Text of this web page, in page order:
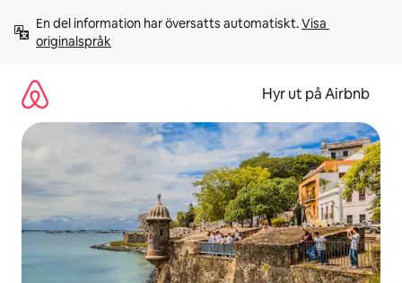
innehåll
En del information har översatts automatiskt. Visa
originalspråk
Hyr ut på Airbnb